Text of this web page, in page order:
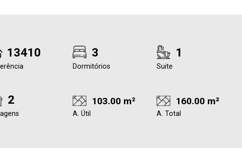
13410 3
Dormitórios
1
Suite
2 103.00 m²
A. Útil
160.00 m²
A. Total